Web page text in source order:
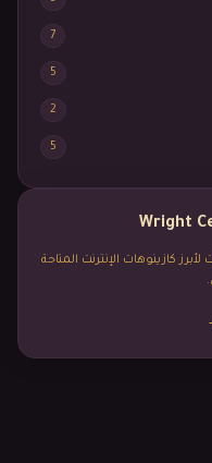
7
5
2
5
Wright
كازينوهات الإنترنت المتاحة